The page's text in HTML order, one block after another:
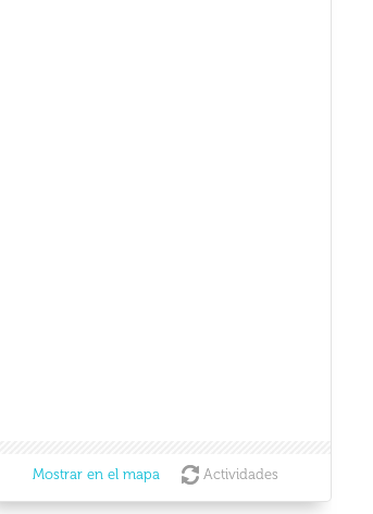
Mostrar en el mapa Actividades